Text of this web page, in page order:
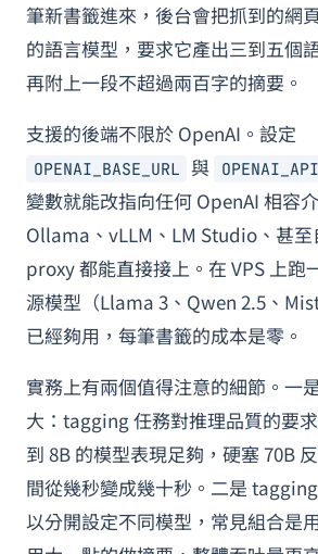
筆新書籤進來，後台會把抓到的網
的語言模型，要求它產出三到五個
再附上一段不超過兩百字的摘要。
支援的後端不限於 OpenAI。設定
OPENAI_BASE_URL 與
變數就能改指向任何 OpenAI 相容
Ollama、vLLM、LM Studio、甚至
proxy 都能直接接上。在 VPS 上跑
源模型（Llama 3、Qwen 2.5、
已經夠用，每筆書籤的成本是零。
實務上有兩個值得注意的細節。一
大：tagging 任務對推理品質的要
到 8B 的模型表現足夠，硬塞 70B
間從幾秒變成幾十秒。二是
以分開設定不同模型，常見組合是